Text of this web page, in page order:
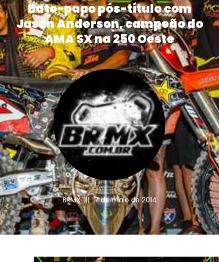
Bate-papo pós-título com
Jason Anderson, campeão do
AMA SX na 250 Oeste
BRMX || 7 de maio de 2014